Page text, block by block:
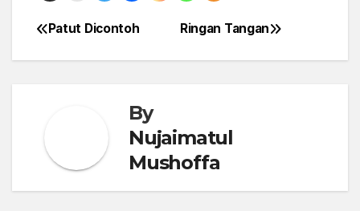
Post
navigation
Ringan Tangan
Patut Dicontoh
By
Nujaimatul
Mushoffa